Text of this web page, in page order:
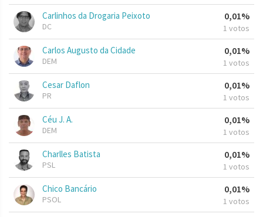
Carlinhos da Drogaria Peixoto
DC
0,01%
1 votos
Carlos Augusto da Cidade
DEM
0,01%
1 votos
Cesar Daflon
PR
0,01%
1 votos
Céu J. A.
DEM
0,01%
1 votos
Charlles Batista
PSL
0,01%
1 votos
Chico Bancário
PSOL
0,01%
1 votos